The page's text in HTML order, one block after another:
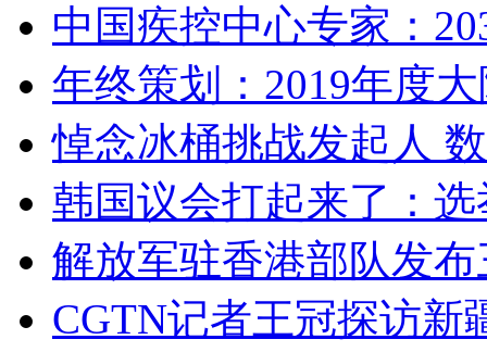
中国疾控中心专家：
年终策划：2019年度
悼念冰桶挑战发起人
韩国议会打起来了：
解放军驻香港部队发
CGTN记者王冠探访新